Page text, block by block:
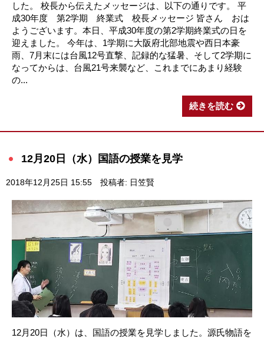
した。 校長から伝えたメッセージは、以下の通りです。 平
成30年度 第2学期 終業式 校長メッセージ 皆さん おは
ようございます。本日、平成30年度の第2学期終業式の日を
迎えました。 今年は、1学期に大阪府北部地震や西日本豪
雨、7月末には台風12号直撃、記録的な猛暑、そして2学期に
なってからは、台風21号来襲など、これまでにあまり経験
の...
続きを読む
12月20日（水）国語の授業を見学
2018年12月25日 15:55 投稿者: 日笠賢
12月20日（水）は、国語の授業を見学しました。源氏物語を